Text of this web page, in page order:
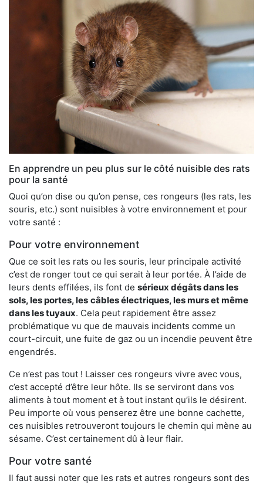
En apprendre un peu plus sur le côté nuisible des rats
pour la santé
Quoi qu’on dise ou qu’on pense, ces rongeurs (les rats, les
souris, etc.) sont nuisibles à votre environnement et pour
votre santé :
Pour votre environnement
Que ce soit les rats ou les souris, leur principale activité
c’est de ronger tout ce qui serait à leur portée. À l’aide de
leurs dents effilées, ils font de sérieux dégâts dans les
sols, les portes, les câbles électriques, les murs et même
dans les tuyaux. Cela peut rapidement être assez
problématique vu que de mauvais incidents comme un
court-circuit, une fuite de gaz ou un incendie peuvent être
engendrés.
Ce n’est pas tout ! Laisser ces rongeurs vivre avec vous,
c’est accepté d’être leur hôte. Ils se serviront dans vos
aliments à tout moment et à tout instant qu’ils le désirent.
Peu importe où vous penserez être une bonne cachette,
ces nuisibles retrouveront toujours le chemin qui mène au
sésame. C’est certainement dû à leur flair.
Pour votre santé
Il faut aussi noter que les rats et autres rongeurs sont des